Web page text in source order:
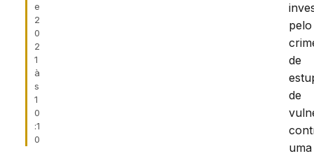
e
2
0
2
1
à
s
1
0
:1
0
pelo
de
de
uma